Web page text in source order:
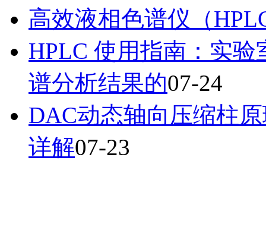
高效液相色谱仪（
HPLC 使用指南：实
谱分析结果的07-24
DAC动态轴向压缩柱
详解07-23